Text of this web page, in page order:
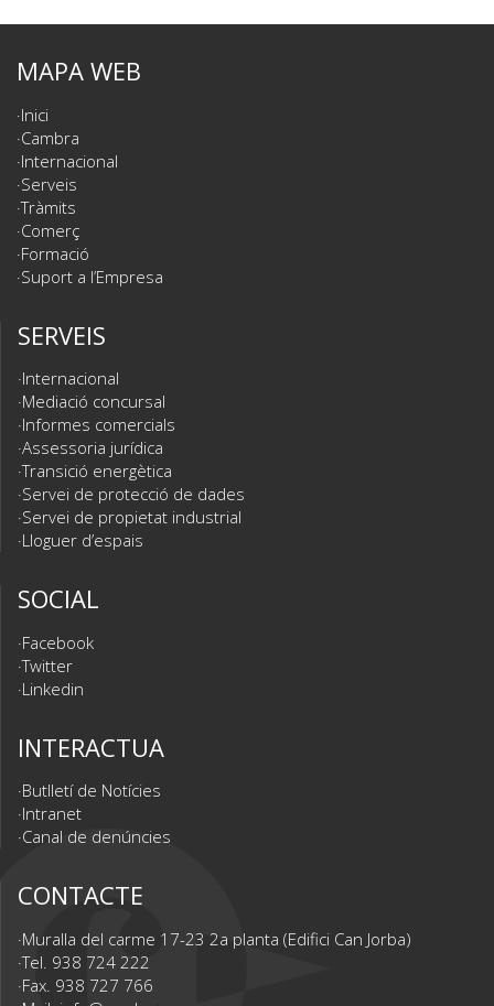
MAPA WEB
Inici
Cambra
Internacional
Serveis
Tràmits
Comerç
Formació
Suport a l’Empresa
SERVEIS
Internacional
Mediació concursal
Informes comercials
Assessoria jurídica
Transició energètica
Servei de protecció de dades
Servei de propietat industrial
Lloguer d’espais
SOCIAL
Facebook
Twitter
Linkedin
INTERACTUA
Butlletí de Notícies
Intranet
Canal de denúncies
CONTACTE
Muralla del carme 17-23 2a planta (Edifici Can Jorba)
Tel. 938 724 222
Fax. 938 727 766